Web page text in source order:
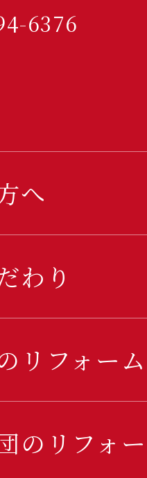
6376
へ
わり
リフォーム
のリフォ